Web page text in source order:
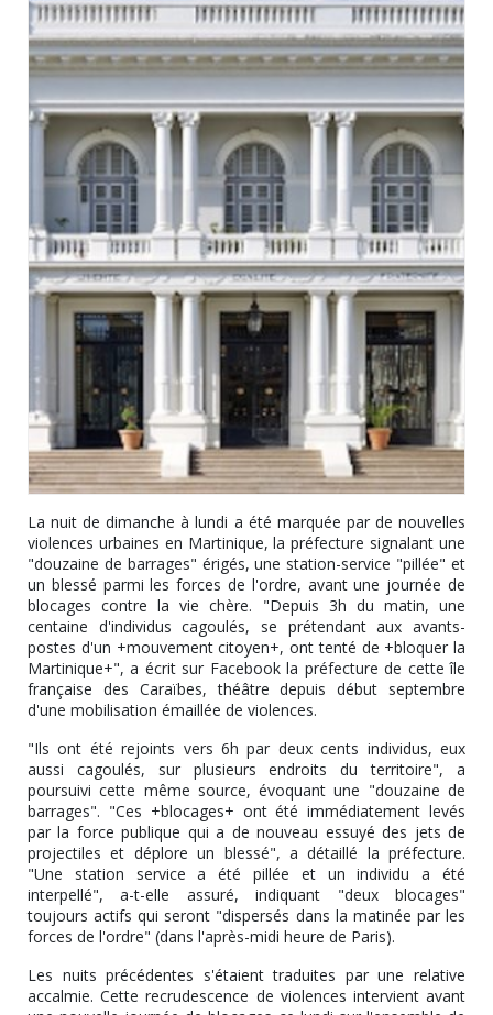
La nuit de dimanche à lundi a été marquée par de nouvelles
violences urbaines en Martinique, la préfecture signalant une
"douzaine de barrages" érigés, une station-service "pillée" et
un blessé parmi les forces de l'ordre, avant une journée de
blocages contre la vie chère. "Depuis 3h du matin, une
centaine d'individus cagoulés, se prétendant aux avants-
postes d'un +mouvement citoyen+, ont tenté de +bloquer la
Martinique+", a écrit sur Facebook la préfecture de cette île
française des Caraïbes, théâtre depuis début septembre
d'une mobilisation émaillée de violences.
"Ils ont été rejoints vers 6h par deux cents individus, eux
aussi cagoulés, sur plusieurs endroits du territoire", a
poursuivi cette même source, évoquant une "douzaine de
barrages". "Ces +blocages+ ont été immédiatement levés
par la force publique qui a de nouveau essuyé des jets de
projectiles et déplore un blessé", a détaillé la préfecture.
"Une station service a été pillée et un individu a été
interpellé", a-t-elle assuré, indiquant "deux blocages"
toujours actifs qui seront "dispersés dans la matinée par les
forces de l'ordre" (dans l'après-midi heure de Paris).
Les nuits précédentes s'étaient traduites par une relative
accalmie. Cette recrudescence de violences intervient avant